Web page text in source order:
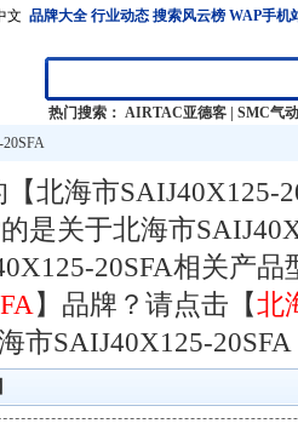
文 品牌大全 行业动态 搜索风云榜 WAP手机
热门搜索： AIRTAC亚德客
SMC气动
北海市SAIJ40X125-
是关于北海市
20SFA相关产
】品牌？请点击【北
市SAIJ40X125-20SFA